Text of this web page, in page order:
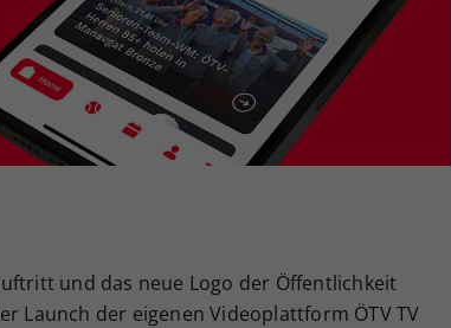
und das neue Logo der Öffentlichkeit
Launch der eigenen Videoplattform ÖTV TV
Ihrer vorgenommen Einstellungen, falls der
Webseiten-Betreiber dies eingestellt hat.